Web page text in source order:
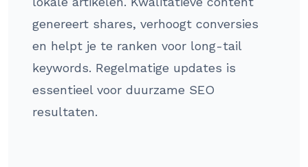
genereert shares, verhoogt conversies
en helpt je te ranken voor long-tail
keywords. Regelmatige updates is
essentieel voor duurzame SEO
resultaten.